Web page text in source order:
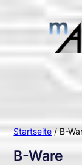
Startseite/ B-
B-Ware